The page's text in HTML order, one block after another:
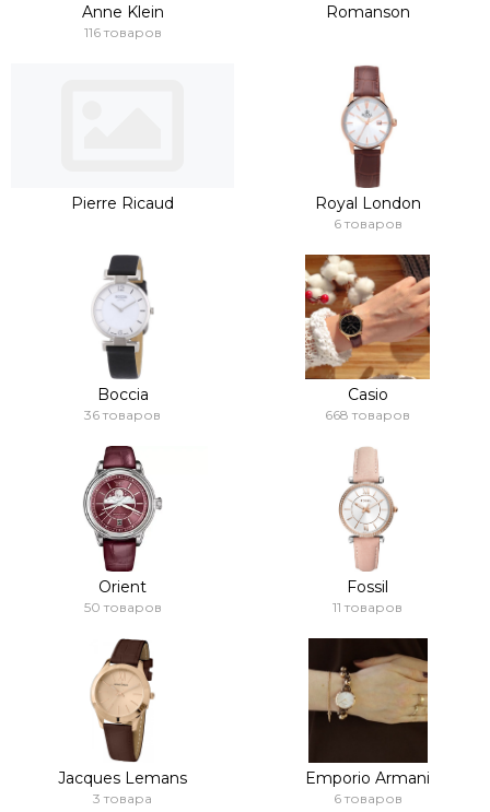
Anne Klein
116 товаров
Romanson
Pierre Ricaud Royal London
6 товаров
Boccia
36 товаров
Casio
668 товаров
Orient
50 товаров
Fossil
11 товаров
Jacques Lemans
3 товара
Emporio Armani
6 товаров